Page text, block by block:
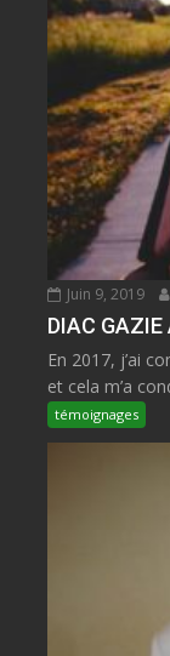
Juin 9, 2019
DIAC
En 2017, j’ai
et cela m’a
témoignages